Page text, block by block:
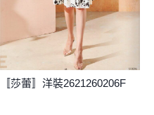
〚莎蕾〛洋裝2621260206F